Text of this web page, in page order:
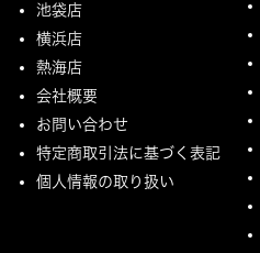
池袋店
横浜店
熱海店
会社概要
お問い合わせ
特定商取引法に基づく表記
個人情報の取り扱い